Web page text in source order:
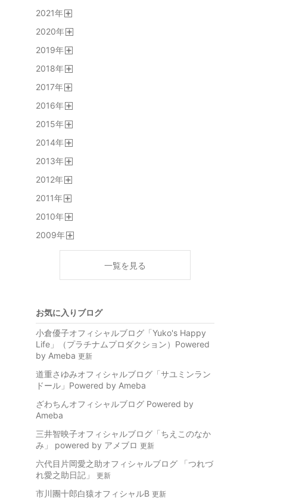
2021年
2020年
2019年
2018年
2017年
2016年
2015年
2014年
2013年
2012年
2011年
2010年
2009年
一覧を見る
お気に入りブログ
小倉優子オフィシャルブログ「Yuko's Happy
Life」（プラチナムプロダクション）Powered
by Ameba 更新
道重さゆみオフィシャルブログ「サユミンラン
ドール」Powered by Ameba
ざわちんオフィシャルブログ Powered by
Ameba
三井智映子オフィシャルブログ「ちえこのなか
み」 powered by アメブロ 更新
六代目片岡愛之助オフィシャルブログ 「つれづ
れ愛之助日記」
更新
市川團十郎白猿オフィシャルB 更新